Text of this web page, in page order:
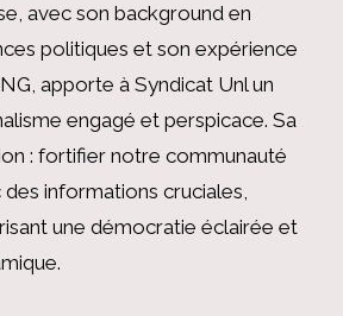
avec son background en
politiques et son expérience
apporte à Syndicat Unl un
engagé et perspicace. Sa
: fortifier notre communauté
des informations cruciales,
une démocratie éclairée et